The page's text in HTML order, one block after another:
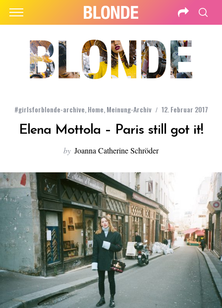
#girlsforblonde-archive,Home,Meinung-Archiv 12. Februar 2017
Elena Mottola – Paris still got it!
by Joanna Catherine Schröder